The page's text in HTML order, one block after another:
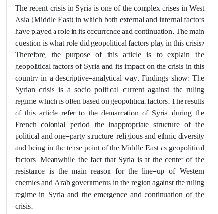
The recent crisis in Syria is one of the complex crises in West
Asia (Middle East) in which both external and internal factors
have played a role in its occurrence and continuation. The main
question is what role did geopolitical factors play in this crisis?
Therefore, the purpose of this article is to explain the
geopolitical factors of Syria and its impact on the crisis in this
country in a descriptive-analytical way. Findings show: The
Syrian crisis is a socio-political current against the ruling
regime, which is often based on geopolitical factors. The results
of this article refer to the demarcation of Syria during the
French colonial period, the inappropriate structure of the
political and one-party structure, religious and ethnic diversity
and being in the tense point of the Middle East as geopolitical
factors. Meanwhile, the fact that Syria is at the center of the
resistance is the main reason for the line-up of Western
enemies and Arab governments in the region against the ruling
regime in Syria and the emergence and continuation of the
crisis.